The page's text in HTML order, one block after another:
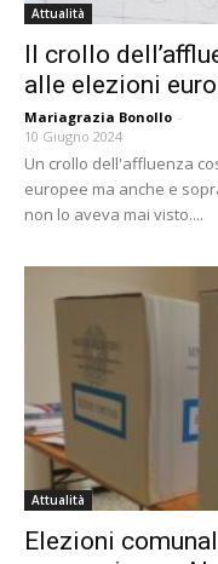
Attualità
Il crollo
alle elezioni
Mariagrazia Bonollo -
10 Giugno 2024
Un crollo dell'affluenza
europee ma anche e
non lo aveva mai visto....
Attualità
Elezioni